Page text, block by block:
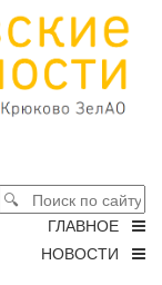
ГЛАВНОЕ
НОВОСТИ